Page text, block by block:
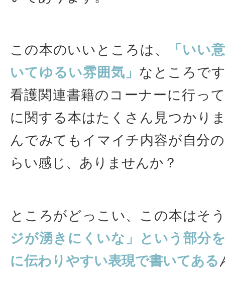
この本のいいところは、
「いい
いてゆるい雰囲気」 なところで
看護関連書籍のコーナーに行っ
に関する本はたくさん見つかり
んでみてもイマイチ内容が自分
らい感じ、ありませんか？
ところがどっこい、この本はそ
ジが湧きにくいな」という部分
に伝わりやすい表現で書いてある